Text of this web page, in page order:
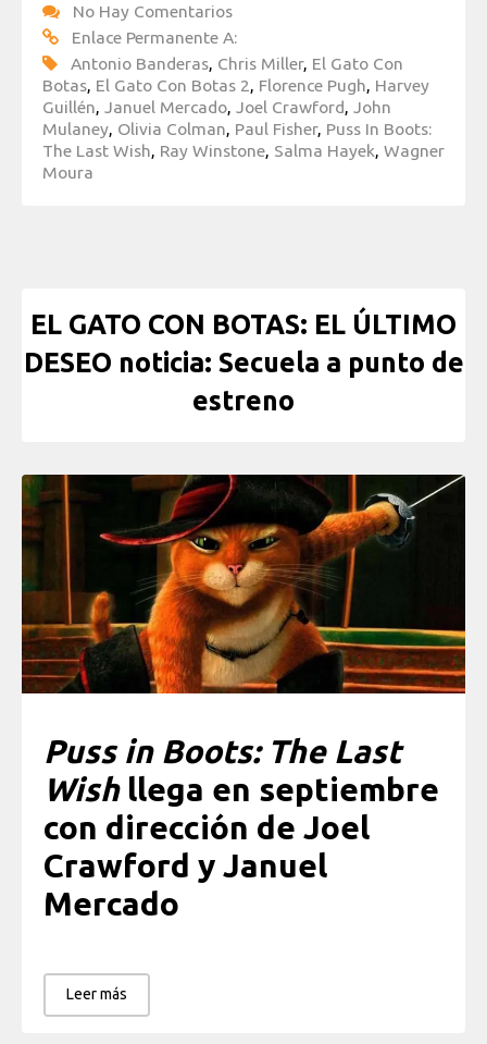
No Hay Comentarios
Enlace Permanente A:
Antonio Banderas, Chris Miller, El Gato Con
Botas, El Gato Con Botas 2, Florence Pugh, Harvey
Guillén, Januel Mercado, Joel Crawford, John
Mulaney, Olivia Colman, Paul Fisher, Puss In Boots:
The Last Wish, Ray Winstone, Salma Hayek, Wagner
Moura
EL GATO CON BOTAS: EL ÚLTIMO
DESEO noticia: Secuela a punto de
estreno
Puss in Boots: The Last
Wishllega en septiembre
con dirección de Joel
Crawford y Januel
Mercado
Leer más